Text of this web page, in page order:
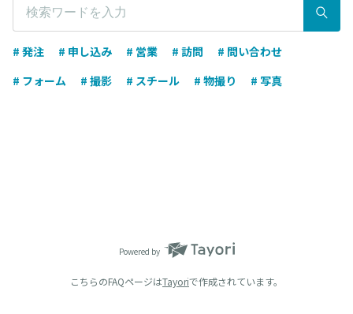
# 発注 # 申し込み # 営業 # 訪問
# 問い合わせ
# フォーム
# 撮影 # スチール # 物撮り # 写真
Powered by
こちらのFAQページはTayoriで作成されています。